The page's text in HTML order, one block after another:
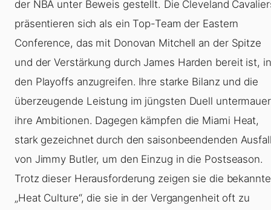
der NBA unter Beweis gestellt. Die Cleveland
präsentieren sich als ein Top-Team der Eastern
Conference, das mit Donovan Mitchell an der Spitze
und der Verstärkung durch James Harden bereit ist, in
den Playoffs anzugreifen. Ihre starke Bilanz und die
überzeugende Leistung im jüngsten Duell
ihre Ambitionen. Dagegen kämpfen die Miami Heat,
stark gezeichnet durch den saisonbeendenden
von Jimmy Butler, um den Einzug in die Postseason.
Trotz dieser Herausforderung zeigen sie die bekannte
„Heat Culture“, die sie in der Vergangenheit oft zu